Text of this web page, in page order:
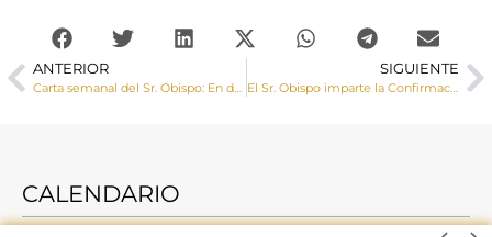
ANTERIOR
Carta semanal del Sr. Obispo: En defensa de la persona
SIGUIENTE
El Sr. Obispo imparte la Confirmación a un grupo de adolescentes en Graja de Iniesta
CALENDARIO